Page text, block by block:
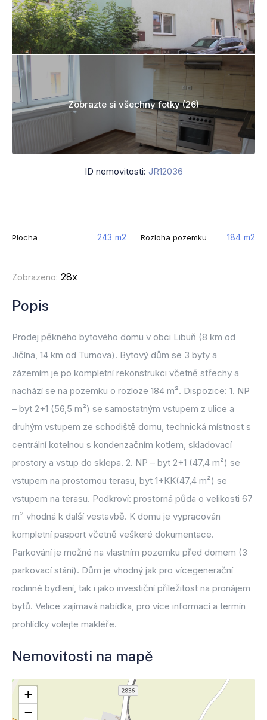
Zobrazte si všechny fotky (26)
ID nemovitosti: JR12036
Plocha 243 m2 Rozloha pozemku 184 m2
Zobrazeno: 28x
Popis
Prodej pěkného bytového domu v obci Libuň (8 km od
Jičína, 14 km od Turnova). Bytový dům se 3 byty a
zázemím je po kompletní rekonstrukci včetně střechy a
nachází se na pozemku o rozloze 184 m². Dispozice: 1. NP
– byt 2+1 (56,5 m²) se samostatným vstupem z ulice a
druhým vstupem ze schodiště domu, technická místnost s
centrální kotelnou s kondenzačním kotlem, skladovací
prostory a vstup do sklepa. 2. NP – byt 2+1 (47,4 m²) se
vstupem na prostornou terasu, byt 1+KK(47,4 m²) se
vstupem na terasu. Podkroví: prostorná půda o velikosti 67
m² vhodná k další vestavbě. K domu je vypracován
kompletní pasport včetně veškeré dokumentace.
Parkování je možné na vlastním pozemku před domem (3
parkovací stání). Dům je vhodný jak pro vícegenerační
rodinné bydlení, tak i jako investiční příležitost na pronájem
bytů. Velice zajímavá nabídka, pro více informací a termín
prohlídky volejte makléře.
Nemovitosti na mapě
+
−